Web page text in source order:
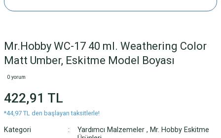
Mr.Hobby WC-17 40 ml. Weathering Color
Matt Umber, Eskitme Model Boyası
0 yorum
422,91 TL
*44,97 TL den başlayan taksitlerle!
Kategori Yardımcı Malzemeler , Mr. Hobby Eskitme